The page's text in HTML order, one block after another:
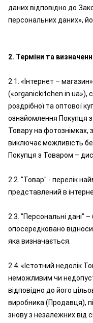
даних відповідно до
персональних даних»,
2. Терміни та
2.1. «Інтернет –
(«organickitchen.in.ua»),
роздрібної та оптової
ознайомлення Покупця
Товару на фотознімках,
виключає можливість
Покупця з Товаром –
2.2. "Товар" - перелік
представлений в
2.3. "Персональні дані"
опосередковано
яка визначається.
2.4. «Істотний недолік
неможливим чи
відповідно до його
виробника (Продавця),
знову з незалежних від